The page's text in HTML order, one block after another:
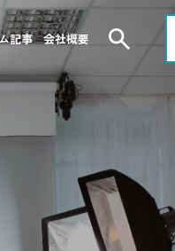
記事 会社概要